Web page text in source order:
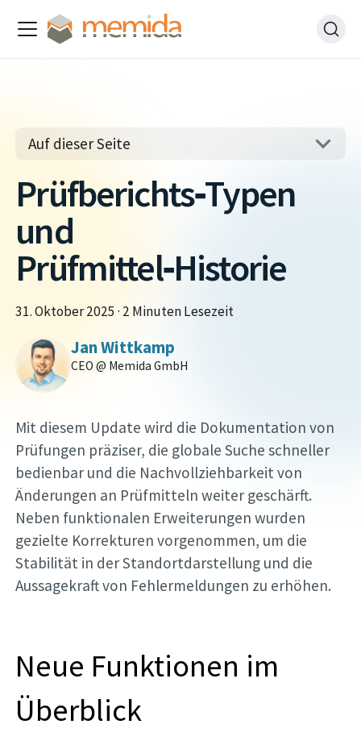
Auf dieser Seite
Prüfberichts‑Typen
und
Prüfmittel‑Historie
31. Oktober 2025· 2 Minuten Lesezeit
Jan Wittkamp
CEO @ Memida GmbH
Mit diesem Update wird die Dokumentation von
Prüfungen präziser, die globale Suche schneller
bedienbar und die Nachvollziehbarkeit von
Änderungen an Prüfmitteln weiter geschärft.
Neben funktionalen Erweiterungen wurden
gezielte Korrekturen vorgenommen, um die
Stabilität in der Standortdarstellung und die
Aussagekraft von Fehlermeldungen zu erhöhen.
Neue Funktionen im
Überblick